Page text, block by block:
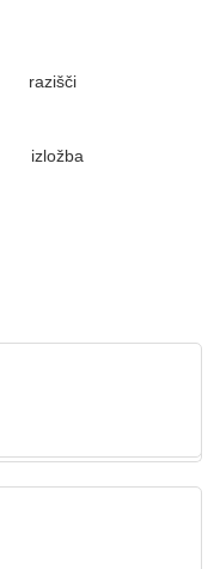
razišči
izložba